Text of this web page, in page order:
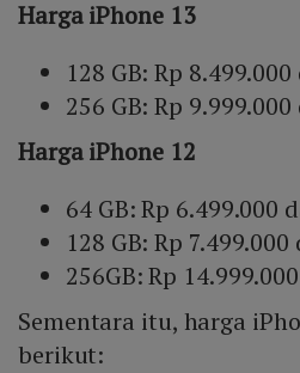
Harga iPhone 13
128 GB: Rp
256 GB: Rp
Harga iPhone 12
64 GB: Rp 6.499.000
128 GB: Rp
256GB: Rp 14.999.000
Sementara itu, harga
berikut: